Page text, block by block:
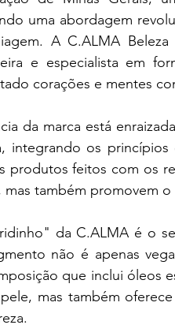
uma abordagem
A C.ALMA
e especialista em
corações e mentes
da marca está
integrando os
produtos feitos com os
mas também promovem
da C.ALMA é o
não é apenas
que inclui óleos
mas também